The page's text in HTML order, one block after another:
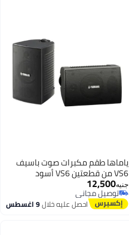
ياماها طقم مكبرات صوت باسيف
VS6 من قطعتين VS6 أسود
جنيه12,500
توصيل مجاني
توصيل مجانياحصل عليه خلال9 اغسطس